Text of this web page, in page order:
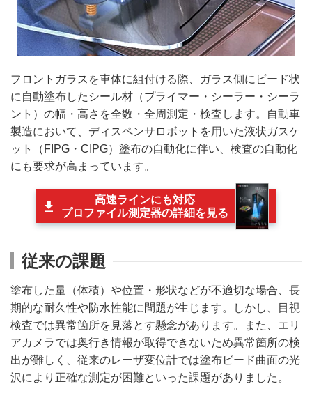
フロントガラスを車体に組付ける際、ガラス側にビード状
に自動塗布したシール材（プライマー・シーラー・シーラ
ント）の幅・高さを全数・全周測定・検査します。自動車
製造において、ディスペンサロボットを用いた液状ガスケ
ット（FIPG・CIPG）塗布の自動化に伴い、検査の自動化
にも要求が高まっています。
高速ラインにも対応
プロファイル測定器の詳細を見る
従来の課題
塗布した量（体積）や位置・形状などが不適切な場合、長
期的な耐久性や防水性能に問題が生じます。しかし、目視
検査では異常箇所を見落とす懸念があります。また、エリ
アカメラでは奥行き情報が取得できないため異常箇所の検
出が難しく、従来のレーザ変位計では塗布ビード曲面の光
沢により正確な測定が困難といった課題がありました。